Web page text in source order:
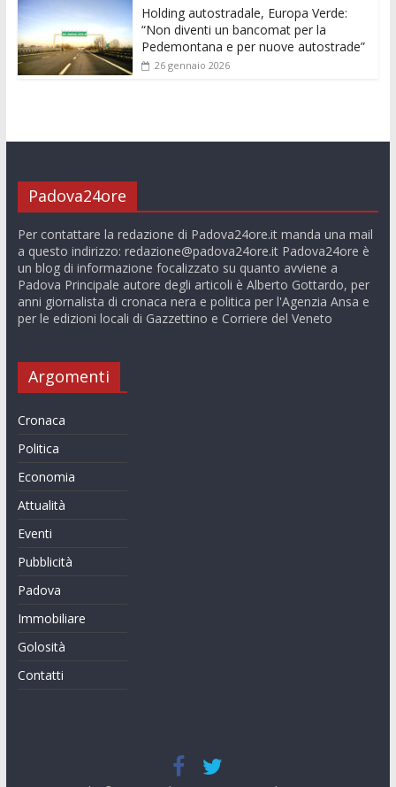
Holding autostradale, Europa Verde:
“Non diventi un bancomat per la
Pedemontana e per nuove autostrade”
26 gennaio 2026
Padova24ore
Per contattare la redazione di Padova24ore.it manda una mail
a questo indirizzo: redazione@padova24ore.itPadova24ore è
un blog di informazione focalizzato su quanto avviene a
Padova Principale autore degli articoli è Alberto Gottardo, per
anni giornalista di cronaca nera e politica per l'Agenzia Ansa e
per le edizioni locali di Gazzettino e Corriere del Veneto
Argomenti
Cronaca
Politica
Economia
Attualità
Eventi
Pubblicità
Padova
Immobiliare
Golosità
Contatti